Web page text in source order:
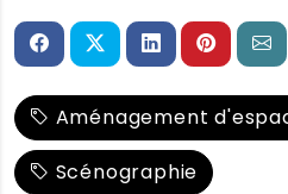
Aménagement
Scénographie